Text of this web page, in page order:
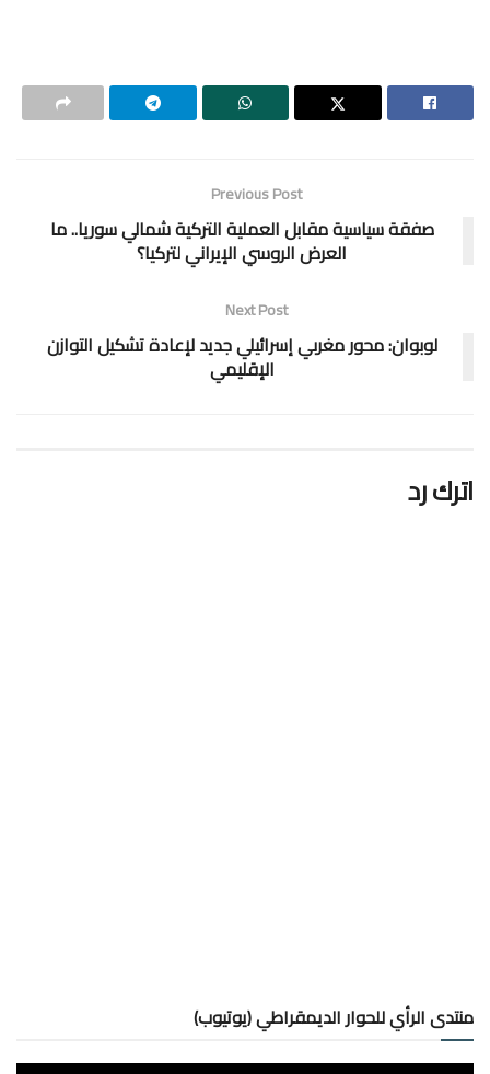
Previous Post
صفقة سياسية مقابل العملية التركية شمالي سوريا.. ما
العرض الروسي الإيراني لتركيا؟
Next Post
لوبوان: محور مغربي إسرائيلي جديد لإعادة تشكيل التوازن
الإقليمي
اترك رد
منتدى الرأي للحوار الديمقراطي (يوتيوب)